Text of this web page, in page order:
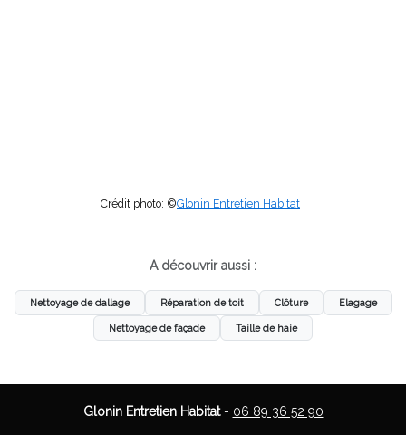
Crédit photo: ©Glonin Entretien Habitat .
A découvrir aussi :
Nettoyage de dallage Réparation de toit Clôture Elagage
Nettoyage de façade Taille de haie
Glonin Entretien Habitat- 06 89 36 52 90